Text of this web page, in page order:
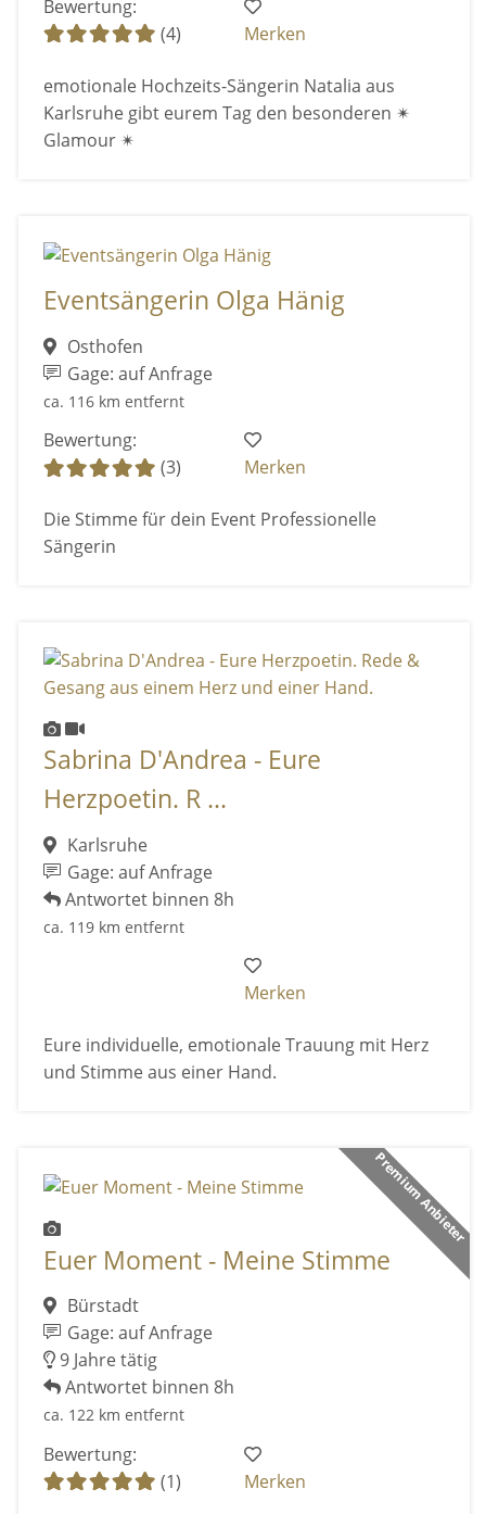
Bewertung:
(4)
Merken
emotionale Hochzeits-Sängerin Natalia aus
Karlsruhe gibt eurem Tag den besonderen ✴
Glamour ✴
Eventsängerin Olga Hänig
Osthofen
Gage: auf Anfrage
ca. 116 km entfernt
Bewertung:
(3)
Merken
Die Stimme für dein Event Professionelle
Sängerin
Sabrina D'Andrea - Eure
Herzpoetin. R ...
Karlsruhe
Gage: auf Anfrage
Antwortet binnen 8h
ca. 119 km entfernt
Merken
Eure individuelle, emotionale Trauung mit Herz
und Stimme aus einer Hand.
Premium Anbieter
Euer Moment - Meine Stimme
Bürstadt
Gage: auf Anfrage
9 Jahre tätig
Antwortet binnen 8h
ca. 122 km entfernt
Bewertung:
(1)
Merken